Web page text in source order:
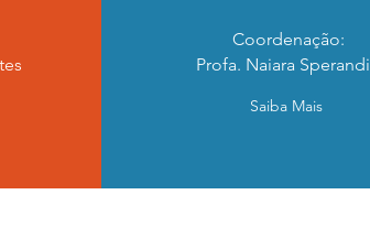
Coordenação:
Profa. Naiara
Saiba Mais